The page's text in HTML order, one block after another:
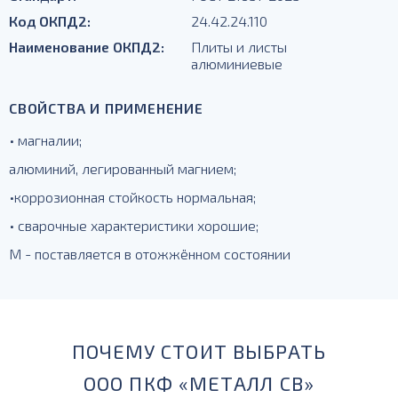
Код ОКПД2:
24.42.24.110
Наименование ОКПД2:
Плиты и листы
алюминиевые
СВОЙСТВА И ПРИМЕНЕНИЕ
• магналии;
алюминий, легированный магнием;
•коррозионная стойкость нормальная;
• сварочные характеристики хорошие;
М - поставляется в отожжённом состоянии
ПОЧЕМУ СТОИТ ВЫБРАТЬ
ООО ПКФ «МЕТАЛЛ СВ»